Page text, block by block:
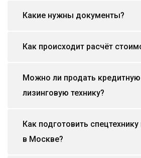
Какие нужны документы?
Как происходит расчёт
Можно ли продать кредитную
лизинговую технику?
Как подготовить
в Москве?